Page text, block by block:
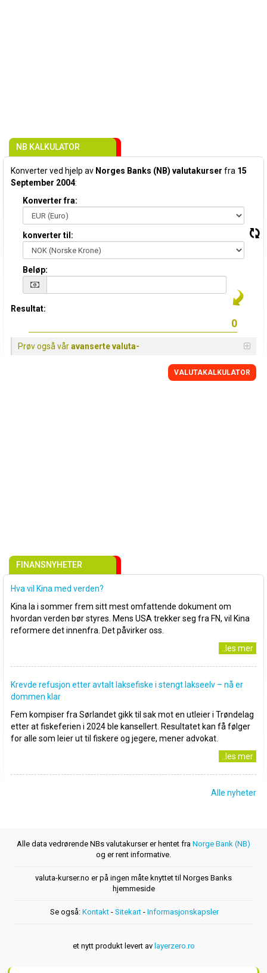
NB KALKULATOR
Konverter ved hjelp av Norges Banks (NB) valutakurser fra 15
September 2004:
Konverter fra:
konverter til:
Beløp:
Resultat:
Prøv også våravanserte valuta-
VALUTAKALKULATOR
FINANSNYHETER
Hva vil Kina med verden?
Kina la i sommer frem sitt mest omfattende dokument om
hvordan verden bør styres. Mens USA trekker seg fra FN, vil Kina
reformere det innenfra. Det påvirker oss.
..les mer
Krevde refusjon etter avtalt laksefiske i stengt lakseelv – nå er
dommen klar
Fem kompiser fra Sørlandet gikk til sak mot en utleier i Trøndelag
etter at fiskeferien i 2024 ble kansellert. Resultatet kan få følger
for alle som leier ut til fiskere og jegere, mener advokat.
..les mer
Alle nyheter
Alle data vedrørende NBs valutakurser er hentet fra Norge Bank (NB)
og er rent informative.
valuta-kurser.no er på ingen måte knyttet til Norges Banks
hjemmeside
Se også: Kontakt - Sitekart - Informasjonskapsler
et nytt produkt levert av layerzero.ro